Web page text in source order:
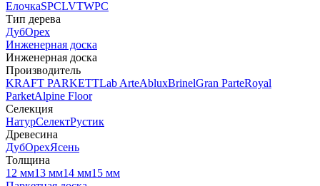
ЕлочкаSPCLVTWPC
Тип дерева
ДубОрех
Инженерная доска
Инженерная доска
Производитель
KRAFT PARKETTLab ArteAbluxBrinelGran ParteRoyal
ParketAlpine Floor
Селекция
НатурСелектРустик
Древесина
ДубОрехЯсень
Толщина
12 мм13 мм14 мм15 мм